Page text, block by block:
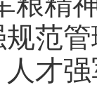
范
才